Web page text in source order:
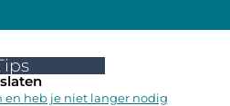
en heb je niet langer nodig